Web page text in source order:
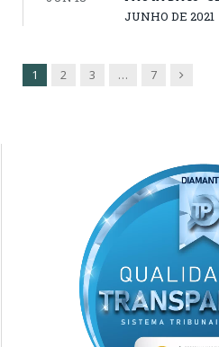
JUNHO DE 2021
1 2 3 … 7 Next